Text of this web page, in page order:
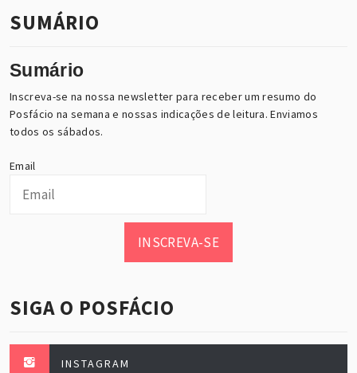
SUMÁRIO
Sumário
Inscreva-se na nossa newsletter para receber um resumo do
Posfácio na semana e nossas indicações de leitura. Enviamos
todos os sábados.
Email
INSCREVA-SE
SIGA O POSFÁCIO
INSTAGRAM